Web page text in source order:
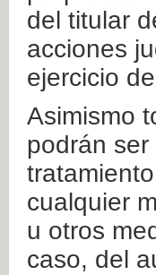
del titular
acciones
ejercicio
Asimismo
podrán
cualquier
u otros
caso, del